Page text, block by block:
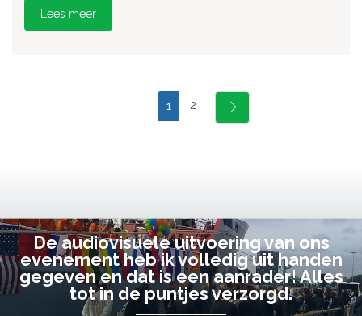
Lees meer
1 2
De audiovisuele uitvoering van ons
evenement heb ik volledig uit handen
gegeven en dat is een aanrader! Alles
tot in de puntjes verzorgd.